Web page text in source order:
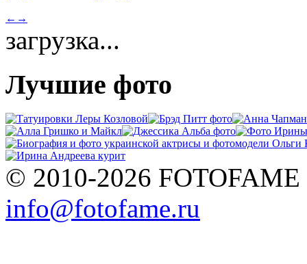
← →
загрузка...
Лучшие фото
© 2010-2026 FOTOFAME
info@fotofame.ru